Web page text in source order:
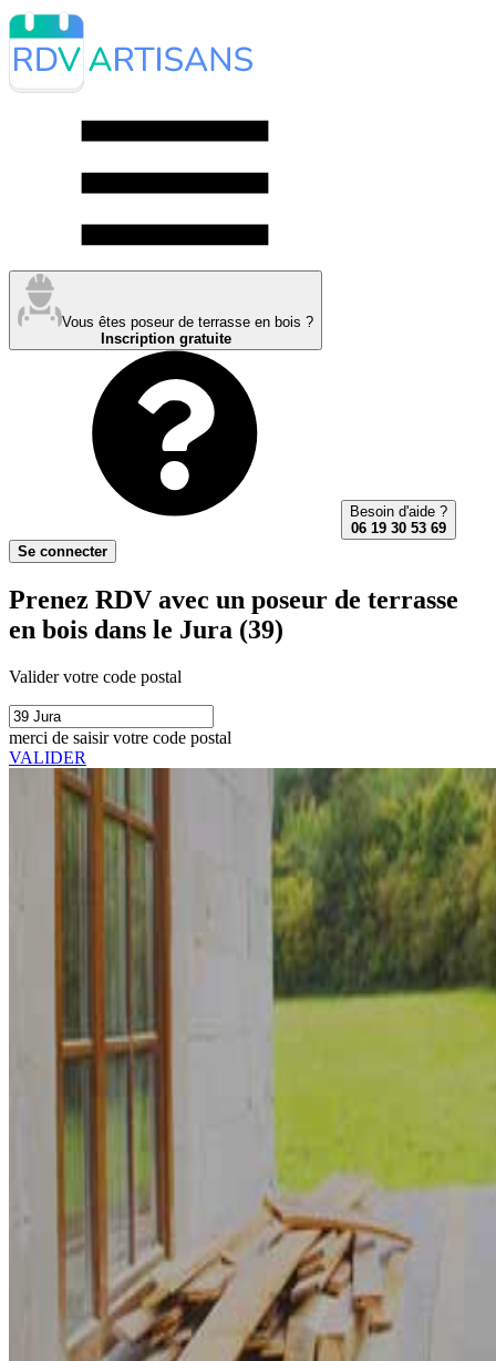
Vous êtes poseur de terrasse en bois ?
Inscription gratuite
Besoin d'aide ?
06 19 30 53 69
Se connecter
Prenez RDV avec un poseur de terrasse
en bois dans le Jura (39)
Valider votre code postal
merci de saisir votre code postal
VALIDER